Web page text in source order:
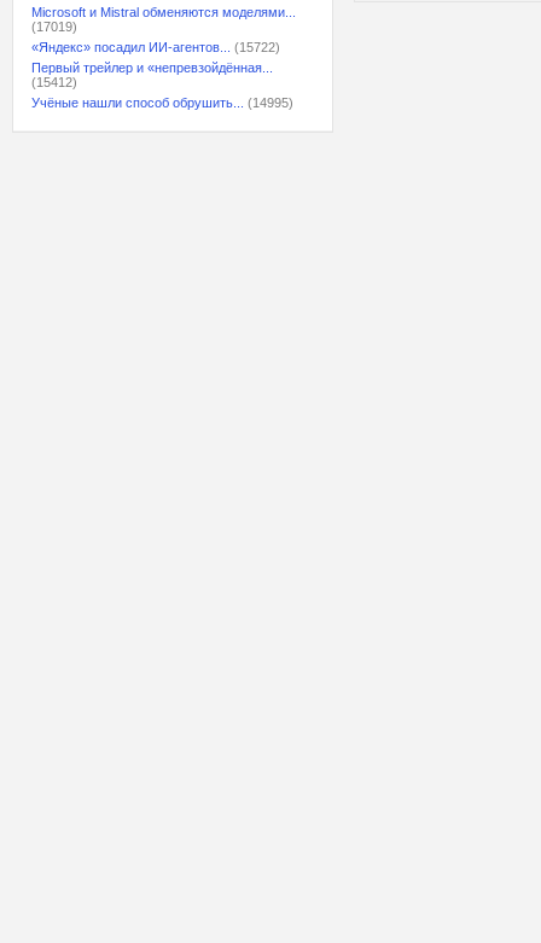
Microsoft и Mistral обменяются моделями...
(17019)
«Яндекс» посадил ИИ-агентов...
(15722)
Первый трейлер и «непревзойдённая...
(15412)
Учёные нашли способ обрушить...
(14995)